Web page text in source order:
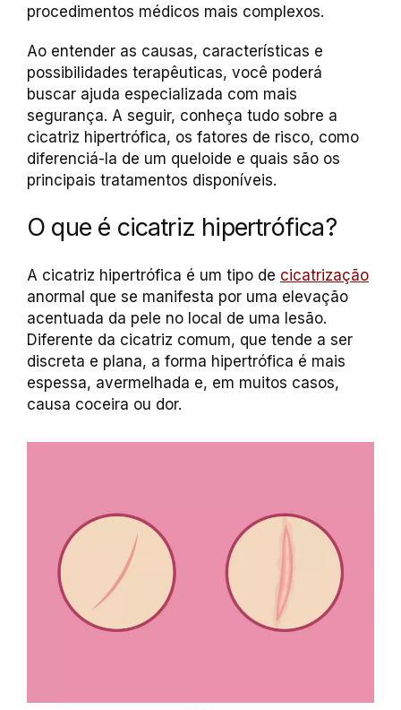
procedimentos médicos mais complexos.
Ao entender as causas, características e
possibilidades terapêuticas, você poderá
buscar ajuda especializada com mais
segurança. A seguir, conheça tudo sobre a
cicatriz hipertrófica, os fatores de risco, como
diferenciá-la de um queloide e quais são os
principais tratamentos disponíveis.
O que é cicatriz hipertrófica?
A cicatriz hipertrófica é um tipo de cicatrização
anormal que se manifesta por uma elevação
acentuada da pele no local de uma lesão.
Diferente da cicatriz comum, que tende a ser
discreta e plana, a forma hipertrófica é mais
espessa, avermelhada e, em muitos casos,
causa coceira ou dor.